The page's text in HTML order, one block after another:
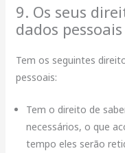
9. Os seus
dados pessoais
Tem os seguintes
pessoais:
Tem o direito de
necessários, o que
tempo eles serão